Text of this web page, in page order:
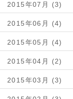
2015年07月 (3)
2015年06月 (4)
2015年05月 (4)
2015年04月 (2)
2015年03月 (3)